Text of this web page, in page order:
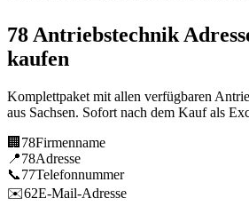
78 Antriebstechnik
kaufen
Komplettpaket mit allen verfügbaren
aus Sachsen. Sofort nach dem Kauf als
🏢 78Firmenname
📍78Adresse
📞77Telefonnummer
✉️62E-Mail-Adresse